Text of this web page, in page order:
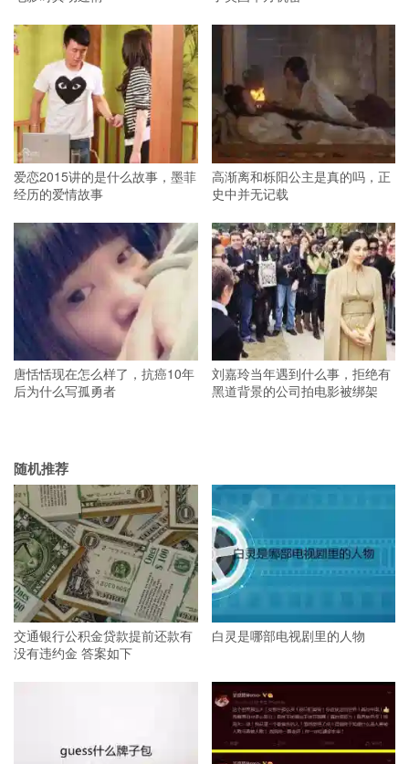
爱恋2015讲的是什么故事，墨菲
经历的爱情故事
高渐离和栎阳公主是真的吗，正
史中并无记载
唐恬恬现在怎么样了，抗癌10年
后为什么写孤勇者
刘嘉玲当年遇到什么事，拒绝有
黑道背景的公司拍电影被绑架
随机推荐
交通银行公积金贷款提前还款有
没有违约金 答案如下
白灵是哪部电视剧里的人物